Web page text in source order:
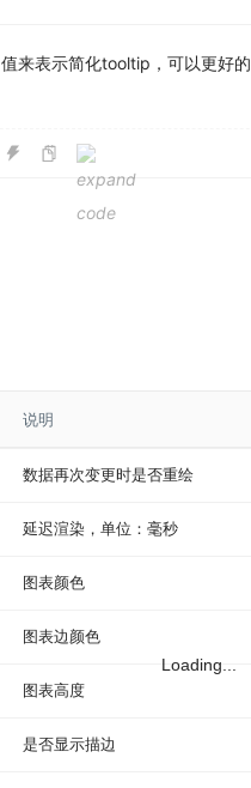
值来表示简化tooltip，可以更好的
说明
数据再次变更时是否重绘
延迟渲染，单位：毫秒
图表颜色
图表边颜色
图表高度
是否显示描边
Loading...